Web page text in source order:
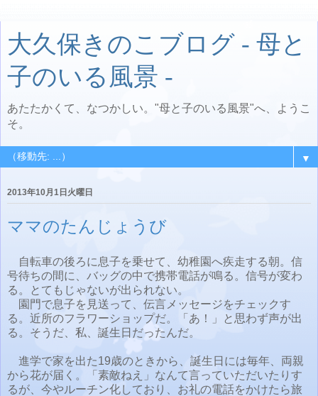
大久保きのこブログ - 母と
子のいる風景 -
あたたかくて、なつかしい。"母と子のいる風景"へ、ようこ
そ。
▼
2013年10月1日火曜日
ママのたんじょうび
自転車の後ろに息子を乗せて、幼稚園へ疾走する朝。信
号待ちの間に、バッグの中で携帯電話が鳴る。信号が変わ
る。とてもじゃないが出られない。
園門で息子を見送って、伝言メッセージをチェックす
る。近所のフラワーショップだ。「あ！」と思わず声が出
る。そうだ、私、誕生日だったんだ。
進学で家を出た19歳のときから、誕生日には毎年、両親
から花が届く。「素敵ねえ」なんて言っていただいたりす
るが、今やルーチン化しており、お礼の電話をかけたら旅